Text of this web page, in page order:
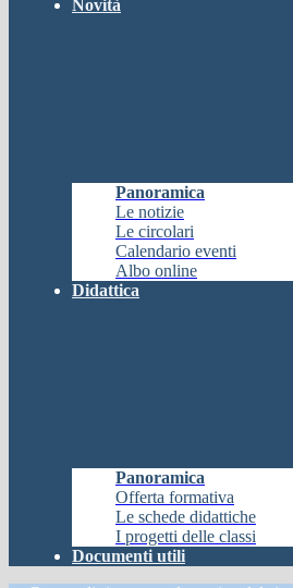
Novità
Panoramica
Le notizie
Le circolari
Calendario eventi
Albo online
Didattica
Panoramica
Offerta formativa
Le schede didattiche
I progetti delle classi
Documenti utili